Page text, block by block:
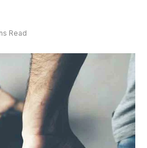
Read